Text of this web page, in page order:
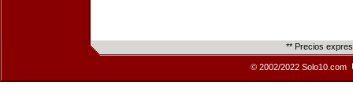
** Precios
© 2002/2022 Solo10.com